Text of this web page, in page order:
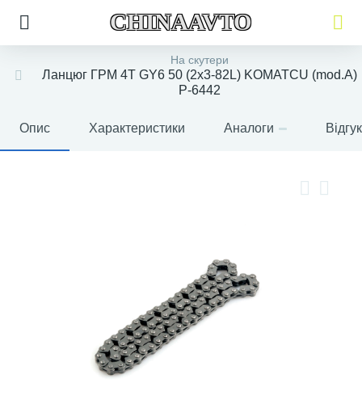
CHINAAVTO
На скутери
Ланцюг ГРМ 4T GY6 50 (2x3-82L) KOMATCU (mod.A)
P-6442
Опис Характеристики Аналоги